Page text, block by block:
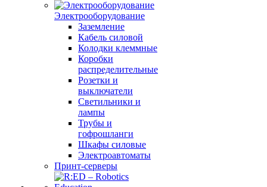
Электрооборудование
Заземление
Кабель силовой
Колодки клеммные
Коробки
распределительные
Розетки и
выключатели
Светильники и
лампы
Трубы и
гофрошланги
Шкафы силовые
Электроавтоматы
Принт-серверы